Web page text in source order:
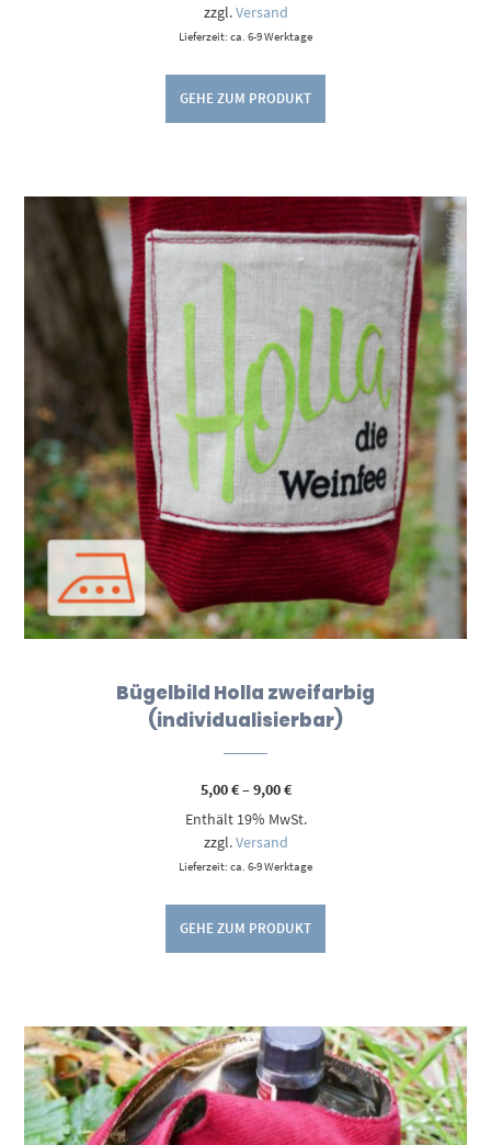
zzgl.Versand
Lieferzeit: ca. 6-9 Werktage
GEHE ZUM PRODUKT
Bügelbild Holla zweifarbig
(individualisierbar)
5,00€–9,00€Preisspanne:
bis
Enthält 19% MwSt.
zzgl.Versand
Lieferzeit: ca. 6-9 Werktage
GEHE ZUM PRODUKT